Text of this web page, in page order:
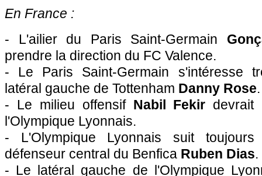
En France :
- L'ailier du Paris Saint-Germain
prendre la direction du FC Valence.
- Le Paris Saint-Germain s'intéresse
latéral gauche de Tottenham Danny Rose.
- Le milieu offensif Nabil Fekir devrait
l'Olympique Lyonnais.
- L'Olympique Lyonnais suit
défenseur central du Benfica Ruben Dias.
- Le latéral gauche de l'Olympique